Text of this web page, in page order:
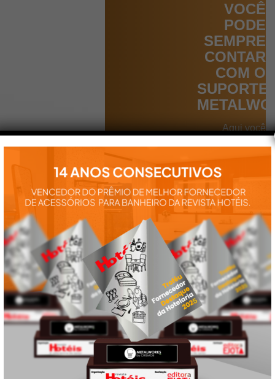
VOCÊ
PODE
SEMPRE
CONTAR
COM O
SUPORTE
Aqui você
encontra tudo
para a
utilização de
produtos:
manuais,
vídeos,
catálogos e
tudo mais que
precisa.
VEJA
TAMBÉM